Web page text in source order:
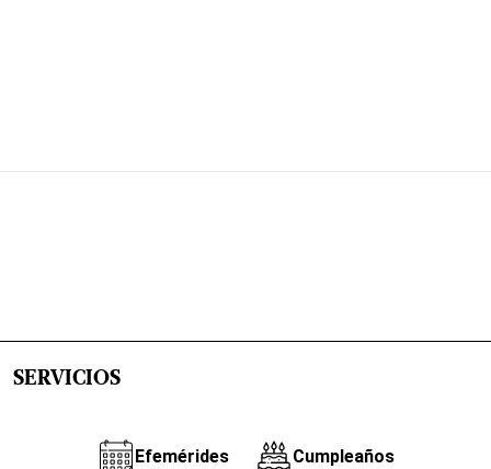
SERVICIOS
Efemérides Cumpleaños